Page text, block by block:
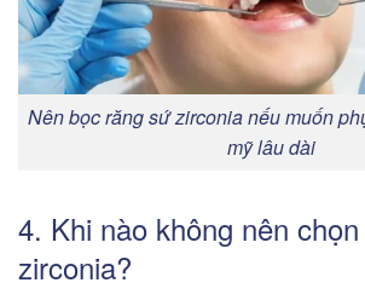
Nên bọc răng sứ zirconia nếu muốn
mỹ lâu dài
4. Khi nào không nên
zirconia?